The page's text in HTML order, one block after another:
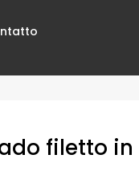
filetto in